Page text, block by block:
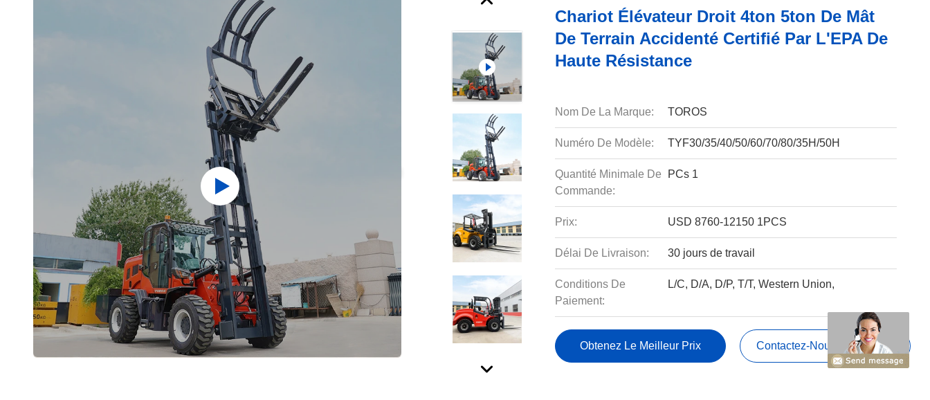
Chariot Élévateur Droit 4ton 5ton De Mât
De Terrain Accidenté Certifié Par L'EPA De
Haute Résistance
Nom De La Marque: TOROS
Numéro De Modèle: TYF30/35/40/50/60/70/80/35H/50H
Quantité Minimale De
Commande:
PCs 1
Prix: USD 8760-12150 1PCS
Délai De Livraison: 30 jours de travail
Conditions De
Paiement:
L/C, D/A, D/P, T/T, Western Union,
Obtenez Le Meilleur Prix Contactez-Nous Maintenant